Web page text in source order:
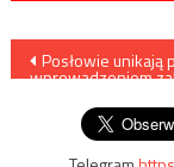
Nawigacja
wpisu
Posłowie unikają
wprowadzeniem